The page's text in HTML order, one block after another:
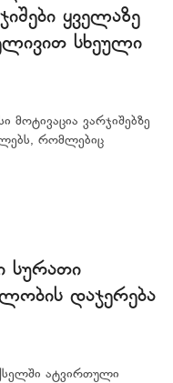
ყველაზე
სხეული
მოტივაცია ვარჯიშებზე
რომლებიც
სურათი
დაჯერება
ატვირთული